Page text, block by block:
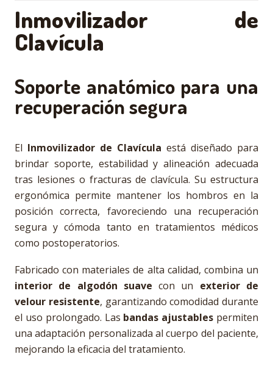
Inmovilizador de
Clavícula
Soporte anatómico para una
recuperación segura
El Inmovilizador de Clavícula está diseñado para
brindar soporte, estabilidad y alineación adecuada
tras lesiones o fracturas de clavícula. Su estructura
ergonómica permite mantener los hombros en la
posición correcta, favoreciendo una recuperación
segura y cómoda tanto en tratamientos médicos
como postoperatorios.
Fabricado con materiales de alta calidad, combina un
interior de algodón suave con un exterior de
velour resistente, garantizando comodidad durante
el uso prolongado. Las bandas ajustables permiten
una adaptación personalizada al cuerpo del paciente,
mejorando la eficacia del tratamiento.